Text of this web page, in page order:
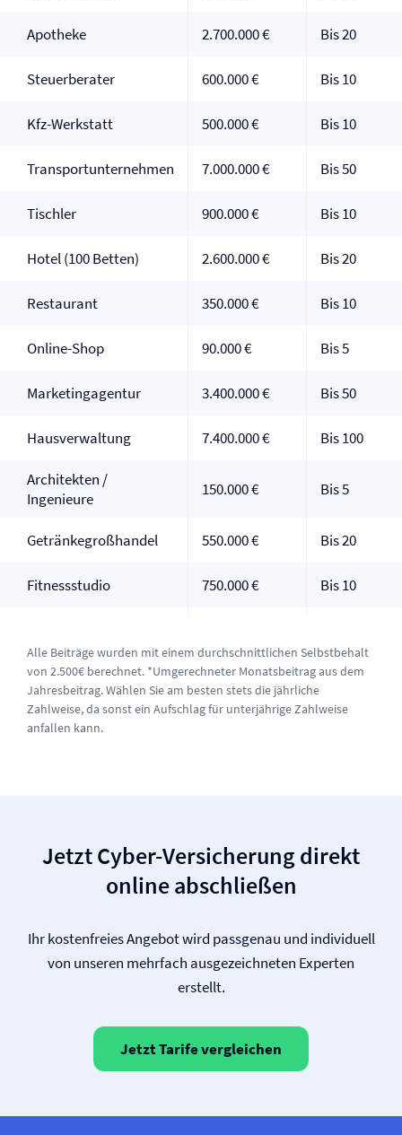
Apotheke 2.700.000 € Bis 20
Steuerberater 600.000 € Bis 10
Kfz-Werkstatt 500.000 € Bis 10
Transportunternehmen 7.000.000 € Bis 50
Tischler 900.000 € Bis 10
Hotel (100 Betten) 2.600.000 € Bis 20
Restaurant 350.000 € Bis 10
Online-Shop 90.000 € Bis 5
Marketingagentur 3.400.000 € Bis 50
Haus­verwaltung 7.400.000 € Bis 100
Architekten /
Ingenieure
150.000 € Bis 5
Getränkegroßhandel 550.000 € Bis 20
Fitnessstudio 750.000 € Bis 10
Alle Beiträge wurden mit einem durchschnittlichen Selbstbehalt
von 2.500€ berechnet. *Umgerechneter Monatsbeitrag aus dem
Jahresbeitrag. Wählen Sie am besten stets die jährliche
Zahlweise, da sonst ein Aufschlag für unterjährige Zahlweise
anfallen kann.
Jetzt Cyber-Versicherung direkt
online abschließen
Ihr kostenfreies Angebot wird passgenau und individuell
von unseren mehrfach ausgezeichneten Experten
erstellt.
Jetzt Tarife vergleichen